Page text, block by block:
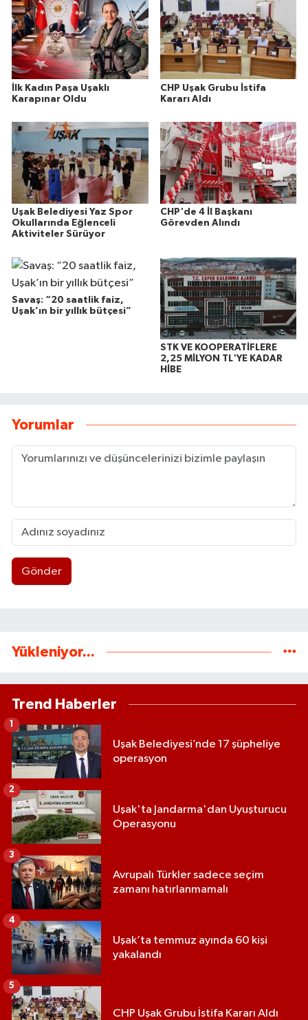
İlk Kadın Paşa Uşaklı
Karapınar Oldu
CHP Uşak Grubu İstifa
Kararı Aldı
Uşak Belediyesi Yaz Spor
Okullarında Eğlenceli
Aktiviteler Sürüyor
CHP'de 4 İl Başkanı
Görevden Alındı
Savaş: “20 saatlik faiz,
Uşak’ın bir yıllık bütçesi”
STK VE KOOPERATİFLERE
2,25 MİLYON TL'YE KADAR
HİBE
Yorumlar
Gönder
Yükleniyor...
Trend Haberler
Uşak Belediyesi’nde 17 şüpheliye
operasyon
1
Uşak'ta Jandarma'dan Uyuşturucu
Operasyonu
2
Avrupalı Türkler sadece seçim
zamanı hatırlanmamalı
3
Uşak’ta temmuz ayında 60 kişi
yakalandı
4
CHP Uşak Grubu İstifa Kararı Aldı
5